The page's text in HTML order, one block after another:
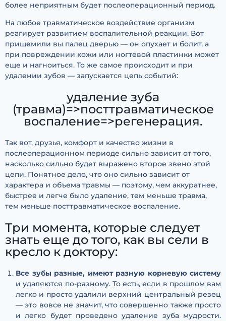
более неприятным будет послеоперационный период.
На любое травматическое воздействие организм
реагирует развитием воспалительной реакции. Вот
прищемили вы палец дверью — он опухает и болит, а
при повреждении кожи или ногтевой пластинки может
еще и нагноиться. То же самое происходит и при
удалении зубов — запускается цепь событий:
удаление зуба
(травма)=>посттравматическое
воспаление=>регенерация.
Так вот, друзья, комфорт и качество жизни в
послеоперационном периоде сильно зависит от того,
насколько сильно будет выражено второе звено этой
цепи. Понятное дело, что оно сильно зависит от
характера и объема травмы — поэтому, чем аккуратнее,
быстрее и легче было удаление, тем меньше травма,
тем меньше посттравматическое воспаление.
Три момента, которые следует
знать еще до того, как вы сели в
кресло к доктору:
Все зубы разные, имеют разную корневую систему
и удаляются по-разному. То есть, если в прошлом вам
легко и просто удалили верхний центральный резец
— это вовсе не значит, что совершенно также просто
и легко будет проведено удаление зуба мудрости.